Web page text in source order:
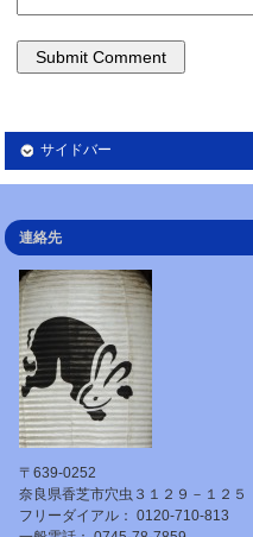
サイドバー
連絡先
〒639-0252
奈良県香芝市穴虫３１２９－１２５
フリーダイアル： 0120-710-813